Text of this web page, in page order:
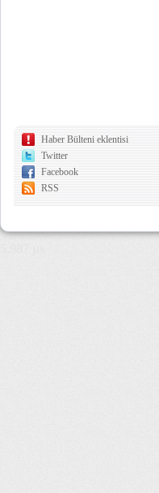
Haber Bülteni eklentisi
Twitter
Facebook
RSS